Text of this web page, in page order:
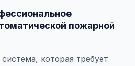
пожарной
которая требует